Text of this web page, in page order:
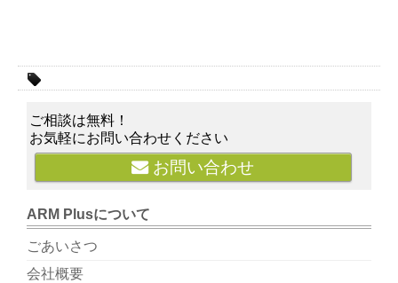
ご相談は無料！
お気軽にお問い合わせください
お問い合わせ
ARM Plusについて
ごあいさつ
会社概要